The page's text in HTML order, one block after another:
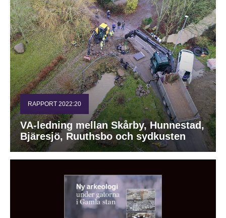
RAPPORT 2022:20
VA-ledning mellan Skårby, Hunnestad,
Bjäresjö, Ruuthsbo och sydkusten